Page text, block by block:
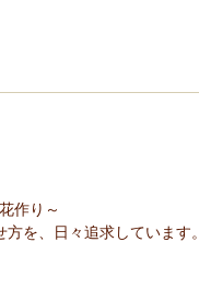
作り～
を、日々追求しています。